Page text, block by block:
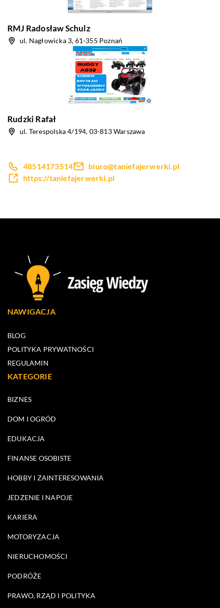
RMJ Radosław Schulz
ul. Nagłowicka 3, 61-355 Poznań
Rudzki Rafał
ul. Terespolska 4/194, 03-813 Warszawa
48514173514
biuro@taniefajerwerki.pl
https://taniefajerwerki.pl
NAWIGACJA
BLOG
POLITYKA PRYWATNOŚCI
REGULAMIN
KATEGORIE
BIZNES
DOM I OGRÓD
EDUKACJA
FINANSE OSOBISTE
HOBBY I ZAINTERESOWANIA
JEDZENIE I NAPOJE
KARIERA
MOTORYZACJA
NIERUCHOMOŚCI
PODRÓŻE
PRAWO, RZĄD I POLITYKA